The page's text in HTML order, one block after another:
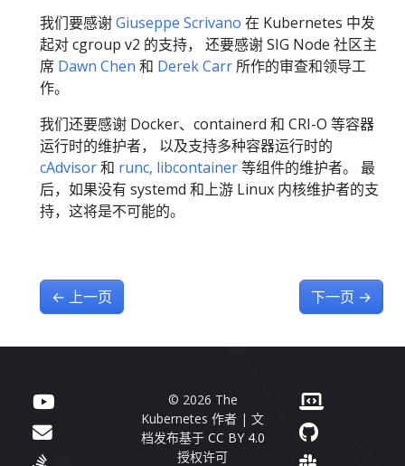
我们要感谢Giuseppe Scrivano 在 Kubernetes 中发
起对 cgroup v2 的支持， 还要感谢 SIG Node 社区主
席 Dawn Chen 和 Derek Carr 所作的审查和领导工
作。
我们还要感谢 Docker、containerd 和 CRI-O 等容器
运行时的维护者， 以及支持多种容器运行时的
cAdvisor和 runc, libcontainer等组件的维护者。 最
后，如果没有 systemd 和上游 Linux 内核维护者的支
持，这将是不可能的。
← 上一页 下一页 →
© 2026 The
Kubernetes 作者 | 文
档发布基于 CC BY 4.0
授权许可